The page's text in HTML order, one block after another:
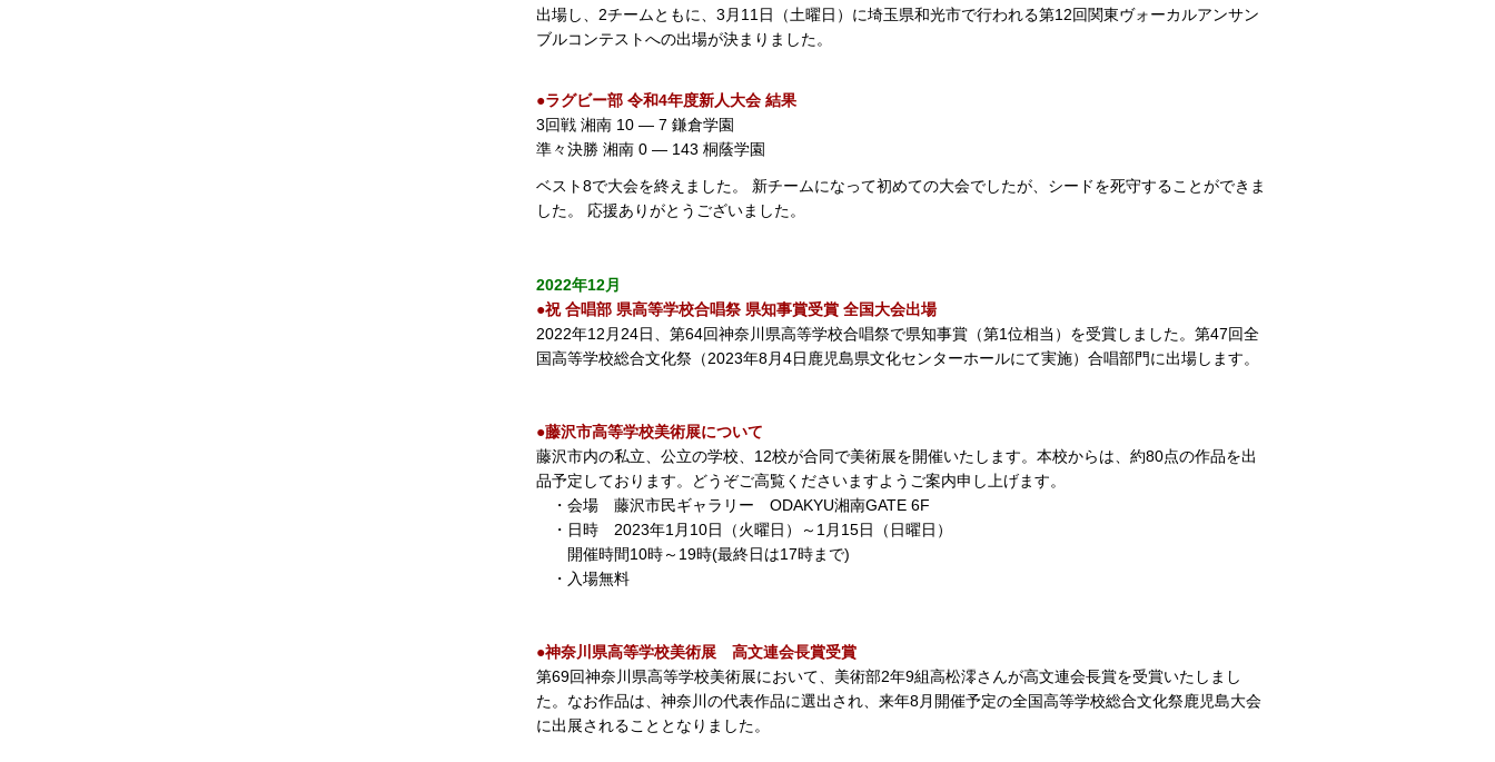
出場し、2チームともに、3月11日（土曜日）に埼玉県和光市で行われる第12回関東ヴォーカルアンサン
ブルコンテストへの出場が決まりました。
●ラグビー部 令和4年度新人大会 結果
3回戦 湘南 10 ― 7 鎌倉学園
準々決勝 湘南 0 ― 143 桐蔭学園
ベスト8で大会を終えました。 新チームになって初めての大会でしたが、シードを死守することができま
した。 応援ありがとうございました。
2022年12月
●祝 合唱部 県高等学校合唱祭 県知事賞受賞 全国大会出場
2022年12月24日、第64回神奈川県高等学校合唱祭で県知事賞（第1位相当）を受賞しました。第47回全
国高等学校総合文化祭（2023年8月4日鹿児島県文化センターホールにて実施）合唱部門に出場します。
●藤沢市高等学校美術展について
藤沢市内の私立、公立の学校、12校が合同で美術展を開催いたします。本校からは、約80点の作品を出
品予定しております。どうぞご高覧くださいますようご案内申し上げます。
・会場 藤沢市民ギャラリー ODAKYU湘南GATE 6F
・日時 2023年1月10日（火曜日）～1月15日（日曜日）
開催時間10時～19時(最終日は17時まで)
・入場無料
●神奈川県高等学校美術展 高文連会長賞受賞
第69回神奈川県高等学校美術展において、美術部2年9組高松澪さんが高文連会長賞を受賞いたしまし
た。なお作品は、神奈川の代表作品に選出され、来年8月開催予定の全国高等学校総合文化祭鹿児島大会
に出展されることとなりました。